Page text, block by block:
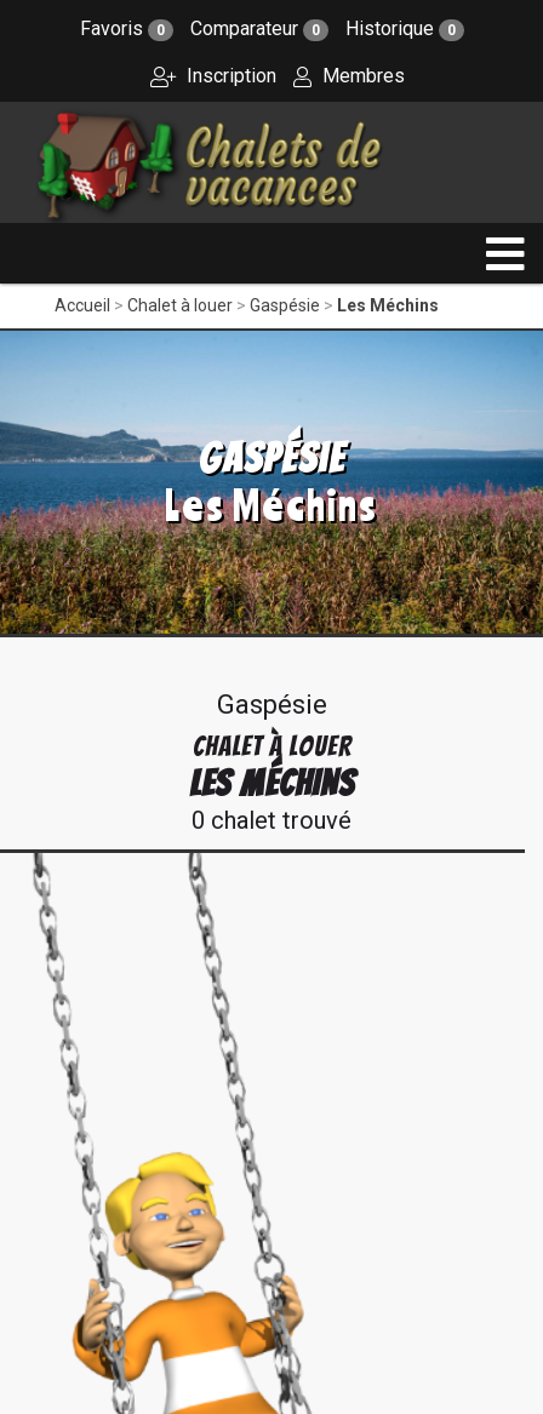
Favoris 0 Comparateur 0 Historique 0
Inscription Membres
Accueil Chalet à louer Gaspésie Les Méchins
Gaspésie
Les Méchins
Gaspésie
CHALET À LOUER
LES MÉCHINS
0 chalet trouvé